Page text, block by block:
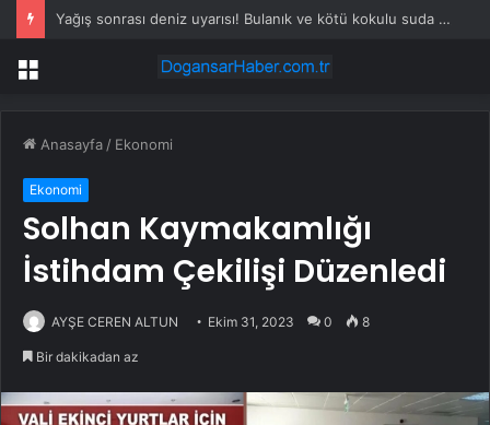
Yağış sonrası deniz uyarısı! Bulanık ve kötü kokulu suda yüzmeyin
Menü
Anasayfa / Ekonomi
Ekonomi
Solhan Kaymakamlığı
İstihdam Çekilişi Düzenledi
AYŞE CEREN ALTUN Ekim 31, 2023 0 8
Bir dakikadan az